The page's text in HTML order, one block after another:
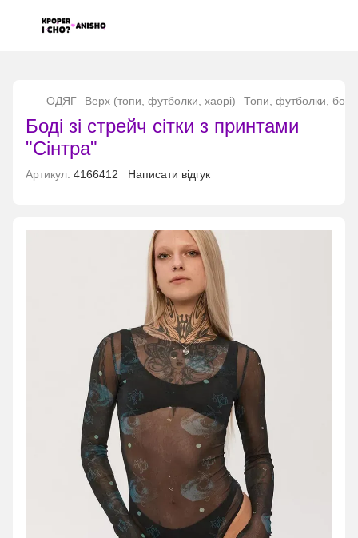
ОДЯГ Верх (топи, футболки, хаорі) Топи, футболки, боді
Боді зі стрейч сітки з принтами
"Сінтра"
Артикул: 4166412 Написати відгук